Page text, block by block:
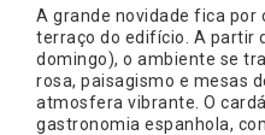
A grande novidade fica por
terraço do edifício. A partir
domingo), o ambiente se
rosa, paisagismo e mesas
atmosfera vibrante. O
gastronomia espanhola,